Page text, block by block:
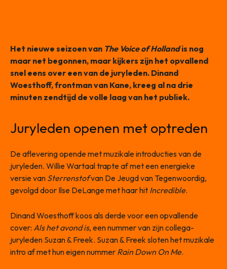
Het nieuwe seizoen van The Voice of Hollandis nog
maar net begonnen, maar kijkers zijn het opvallend
snel eens over een van de juryleden. Dinand
Woesthoff, frontman van Kane, kreeg al na drie
minuten zendtijd de volle laag van het publiek.
Juryleden openen met optreden
De aflevering opende met muzikale introducties van de
juryleden. Willie Wartaal trapte af met een energieke
versie van Sterrenstofvan De Jeugd van Tegenwoordig,
gevolgd door Ilse DeLange met haar hit Incredible.
Dinand Woesthoff koos als derde voor een opvallende
cover: Als het avond is, een nummer van zijn collega-
juryleden Suzan & Freek. Suzan & Freek sloten het muzikale
intro af met hun eigen nummer Rain Down On Me.